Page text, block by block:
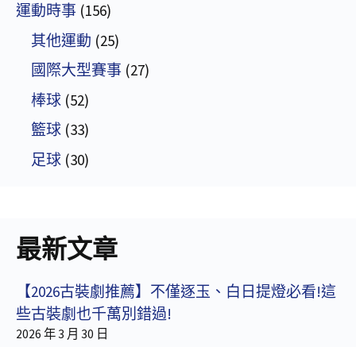
運動時事 (156)
其他運動 (25)
國際大型賽事 (27)
棒球 (52)
籃球 (33)
足球 (30)
最新文章
【2026古裝劇推薦】不僅逐玉、白日提燈必看!這
些古裝劇也千萬別錯過!
2026 年 3 月 30 日